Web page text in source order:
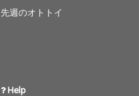
先週のオトトイ
Help